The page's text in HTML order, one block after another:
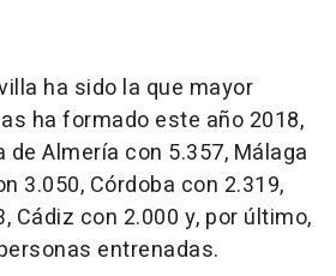
ha sido la que mayor
ha formado este año 2018,
de Almería con 5.357, Málaga
3.050, Córdoba con 2.319,
Cádiz con 2.000 y, por último,
entrenadas.